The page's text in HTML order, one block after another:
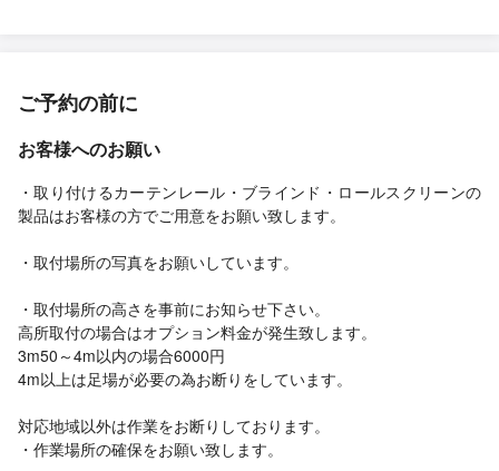
ご予約の前に
お客様へのお願い
・取り付けるカーテンレール・ブラインド・ロールスクリーンの
製品はお客様の方でご用意をお願い致します。
・取付場所の写真をお願いしています。
・取付場所の高さを事前にお知らせ下さい。
高所取付の場合はオプション料金が発生致します。
3m50～4m以内の場合6000円
4m以上は足場が必要の為お断りをしています。
対応地域以外は作業をお断りしております。
・作業場所の確保をお願い致します。